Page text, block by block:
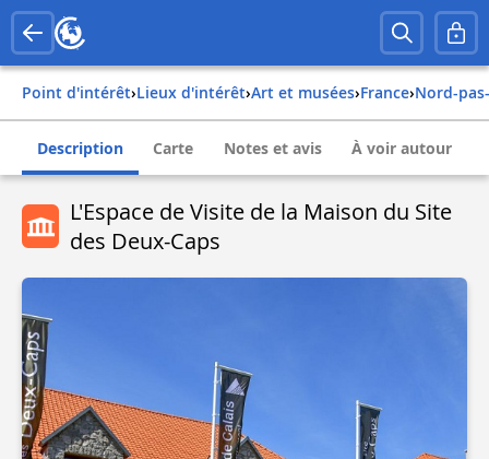
Point d'intérêt› Lieux d'intérêt› Art et musées› france› nord-
Description Carte Notes et avis À voir autour
L'Espace de Visite de la Maison du Site
des Deux-Caps